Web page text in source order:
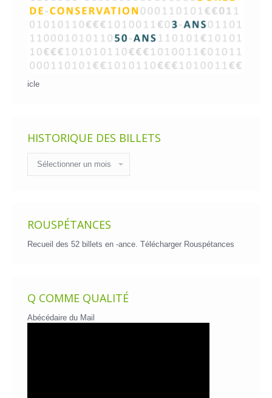
icle
HISTORIQUE DES BILLETS
des
billets
ROUSPÉTANCES
Recueil des 52 billets en -ance. Télécharger Rouspétances
Q COMME QUALITÉ
Abécédaire du Mail